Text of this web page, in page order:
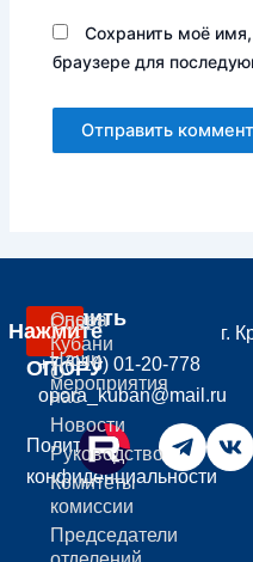
Сохранить моё
браузере для
Опора
Кубани
О
нас
Новости
Руководство
Комитеты
комиссии
Председатели
Совет
Наши
мероприятия
Политика
конфиденциальности
Вступить
В
ОПОРУ
Нажмите
г.
+7 (918) 01-20-778
opora_kuban@mail.ru